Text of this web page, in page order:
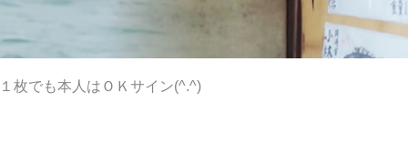
枚でも本人はＯＫサイン(^.^)